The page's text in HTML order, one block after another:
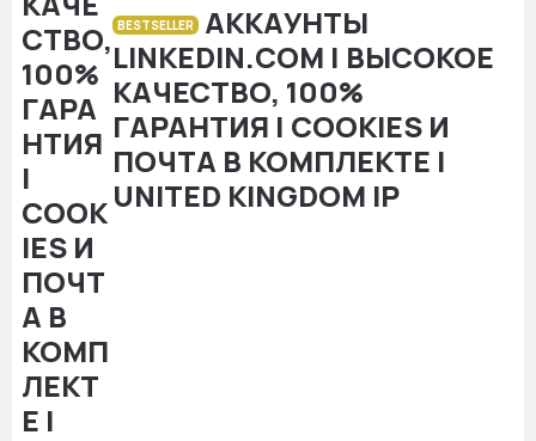
BESTSELLER
АККАУНТЫ
LINKEDIN.COM | ВЫСОКОЕ
КАЧЕСТВО, 100%
ГАРАНТИЯ | COOKIES И
ПОЧТА В КОМПЛЕКТЕ |
UNITED KINGDOM IP